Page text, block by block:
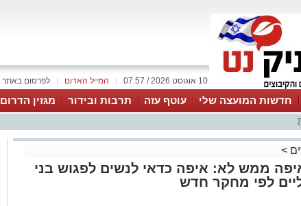
לפרסום באתר המייל האדום 10 אוגוסט 2026 / 07:57
חדשות המועצה שלי עוטף עזה תרבות ובידור מגזין הדרום
>
ממש לא: איפה כדאי לנשים לפגוש בני
לפי מחקר חדש